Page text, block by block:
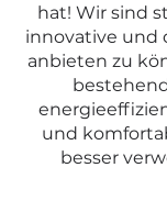
hat! Wir sind
innovative und
anbieten zu
und
besser